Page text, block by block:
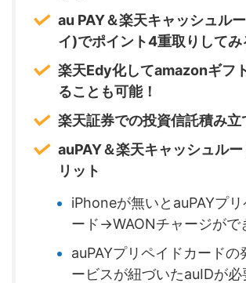
au PAY＆楽天キャッシュル
イ)でポイント4重取りしてみ
楽天Edy化してamazonギフ
ることも可能！
楽天証券での投資信託積み立
auPAY＆楽天キャッシュルー
リット
iPhoneが無いとauPAYプリ
ード→WAONチャージがで
auPAYプリペイドカードの
ービスが紐づいたauIDが必